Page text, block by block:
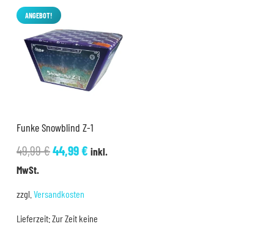
ANGEBOT!
Funke Snowblind Z-1
49,99€Ursprünglicher
44,99€Aktueller
inkl.
MwSt.
zzgl. Versandkosten
Lieferzeit:Zur Zeit keine